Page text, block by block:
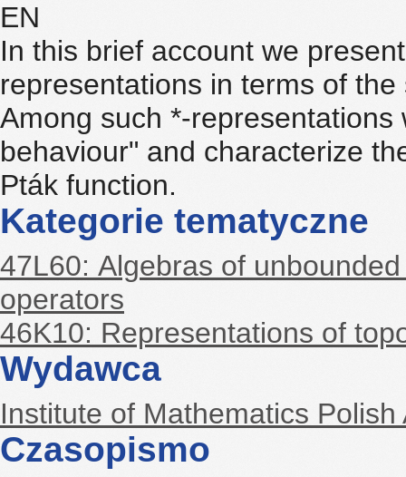
EN
In this brief account we
representations in terms of
Among such *-
behaviour" and characterize
Pták function.
Kategorie tematyczne
47L60: Algebras of
operators
46K10: Representations of
Wydawca
Institute of Mathematics
Czasopismo